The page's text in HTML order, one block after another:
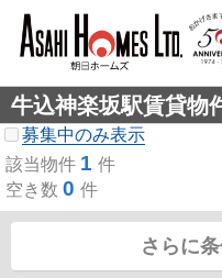
牛込神楽坂駅賃貸物
募集中のみ表示
該当物件 1 件
空き数 0 件
さらに